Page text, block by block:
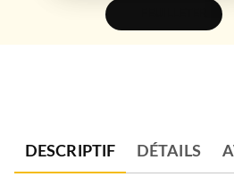
DESCRIPTIF DÉTAILS